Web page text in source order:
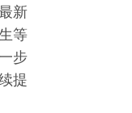
新
等
步
提